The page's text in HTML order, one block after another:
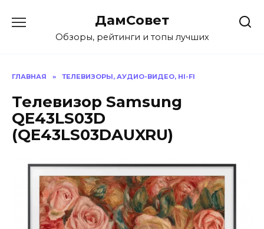
содержанию
ДамСовет
Обзоры, рейтинги и топы лучших
ГЛАВНАЯ » ТЕЛЕВИЗОРЫ, АУДИО-ВИДЕО, HI-FI
Телевизор Samsung
QE43LS03D
(QE43LS03DAUXRU)